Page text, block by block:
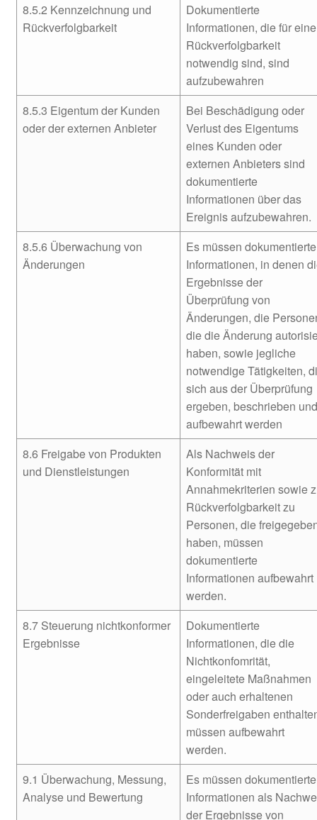
8.5.2 Kennzeichnung und
Rückverfolgbarkeit
Dokumentierte
Informationen, die für eine
Rückverfolgbarkeit
notwendig sind, sind
aufzubewahren
8.5.3 Eigentum der Kunden
oder der externen Anbieter
Bei Beschädigung oder
Verlust des Eigentums
eines Kunden oder
externen Anbieters sind
dokumentierte
Informationen über das
Ereignis aufzubewahren.
8.5.6 Überwachung von
Änderungen
Es müssen dokumentierte
Informationen, in denen
Ergebnisse der
Überprüfung von
Änderungen, die
die die Änderung
haben, sowie jegliche
notwendige Tätigkeiten,
sich aus der Überprüfung
ergeben, beschrieben und
aufbewahrt werden
8.6 Freigabe von Produkten
und Dienstleistungen
Als Nachweis der
Konformität mit
Annahmekriterien sowie
Rückverfolgbarkeit zu
Personen, die
haben, müssen
dokumentierte
Informationen aufbewahrt
werden.
8.7 Steuerung nichtkonformer
Ergebnisse
Dokumentierte
Informationen, die die
Nichtkonfomrität,
eingeleitete Maßnahmen
oder auch erhaltenen
Sonderfreigaben
müssen aufbewahrt
werden.
9.1 Überwachung, Messung,
Analyse und Bewertung
Es müssen dokumentierte
Informationen als
der Ergebnisse von